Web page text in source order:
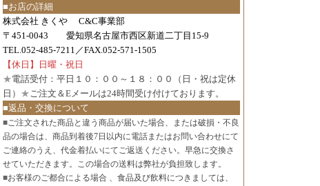
■お店の詳細
株式会社 きくや C&C事業部
〒451-0043 愛知県名古屋市西区新道二丁目15-9
TEL.052-485-7211／FAX.052-571-1505
【休日】日曜・祝日
★電話受付：平日１０：００～１８：００（日・祝は定休
日） ★ご注文＆Eメールは24時間受け付けております。
■返品・交換について
■ご注文された商品と違う商品が届いた場合、または破損・不良
品の場合は、商品到着後7日以内に電話またはお問い合わせにて
ご連絡のうえ、代金着払いにてご返送ください。早急に交換さ
せていただきます。この場合の送料は弊社が負担致します。
■お客様のご都合による場合 、食品及び飲料につきましては、